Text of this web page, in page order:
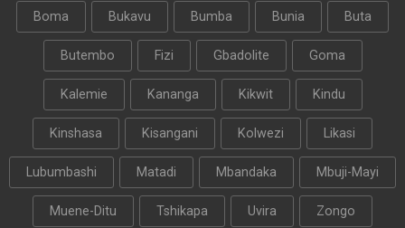
Boma Bukavu Bumba Bunia Buta
Butembo Fizi Gbadolite Goma
Kalemie Kananga Kikwit Kindu
Kinshasa Kisangani Kolwezi Likasi
Lubumbashi Matadi Mbandaka Mbuji-Mayi
Muene-Ditu Tshikapa Uvira Zongo